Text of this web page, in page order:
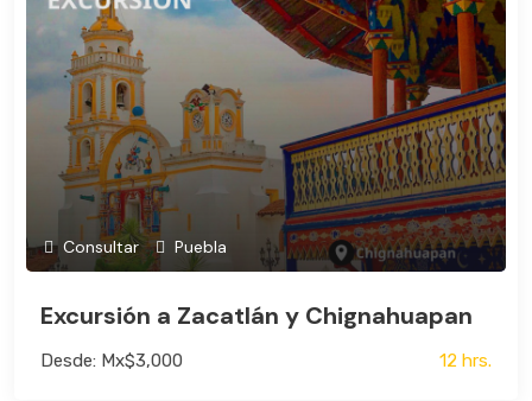
Consultar Puebla
Excursión a Zacatlán y Chignahuapan
Desde: Mx$3,000 12 hrs.